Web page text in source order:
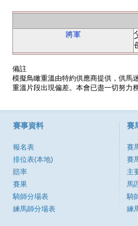
將軍
備註
模擬鳥瞰重溫由特約供應商提供，供馬
重溫片段出現偏差。本會已盡一切努力
賽事資料
報名表
排位表(本地)
賠率
賽果
騎師分場表
練馬師分場表
賽
賽
賽
主
馬
騎
練